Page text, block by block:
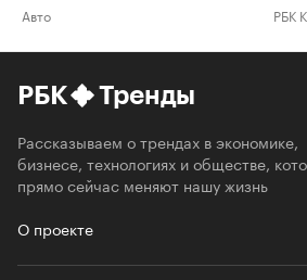
Авто РБК
РБК Тренды
Рассказываем о трендах в экономике,
бизнесе, технологиях и обществе,
прямо сейчас меняют нашу жизнь
О проекте